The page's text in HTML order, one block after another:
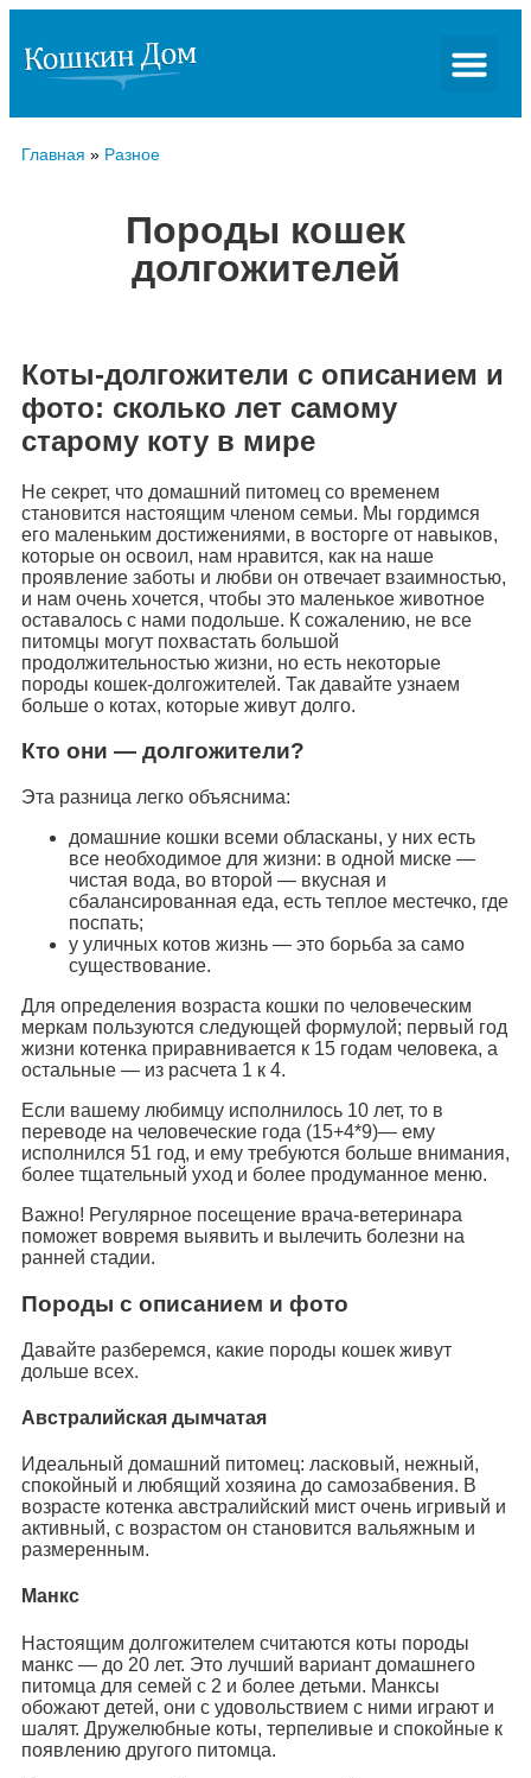
Главная » Разное
Породы кошек
долгожителей
Коты-долгожители с описанием и
фото: сколько лет самому
старому коту в мире
Не секрет, что домашний питомец со временем
становится настоящим членом семьи. Мы гордимся
его маленьким достижениями, в восторге от навыков,
которые он освоил, нам нравится, как на наше
проявление заботы и любви он отвечает взаимностью,
и нам очень хочется, чтобы это маленькое животное
оставалось с нами подольше. К сожалению, не все
питомцы могут похвастать большой
продолжительностью жизни, но есть некоторые
породы кошек-долгожителей. Так давайте узнаем
больше о котах, которые живут долго.
Кто они — долгожители?
Эта разница легко объяснима:
домашние кошки всеми обласканы, у них есть
все необходимое для жизни: в одной миске —
чистая вода, во второй — вкусная и
сбалансированная еда, есть теплое местечко, где
поспать;
у уличных котов жизнь — это борьба за само
существование.
Для определения возраста кошки по человеческим
меркам пользуются следующей формулой; первый год
жизни котенка приравнивается к 15 годам человека, а
остальные — из расчета 1 к 4.
Если вашему любимцу исполнилось 10 лет, то в
переводе на человеческие года (15+4*9)— ему
исполнился 51 год, и ему требуются больше внимания,
более тщательный уход и более продуманное меню.
Важно! Регулярное посещение врача-ветеринара
поможет вовремя выявить и вылечить болезни на
ранней стадии.
Породы с описанием и фото
Давайте разберемся, какие породы кошек живут
дольше всех.
Австралийская дымчатая
Идеальный домашний питомец: ласковый, нежный,
спокойный и любящий хозяина до самозабвения. В
возрасте котенка австралийский мист очень игривый и
активный, с возрастом он становится вальяжным и
размеренным.
Манкс
Настоящим долгожителем считаются коты породы
манкс — до 20 лет. Это лучший вариант домашнего
питомца для семей с 2 и более детьми. Манксы
обожают детей, они с удовольствием с ними играют и
шалят. Дружелюбные коты, терпеливые и спокойные к
появлению другого питомца.